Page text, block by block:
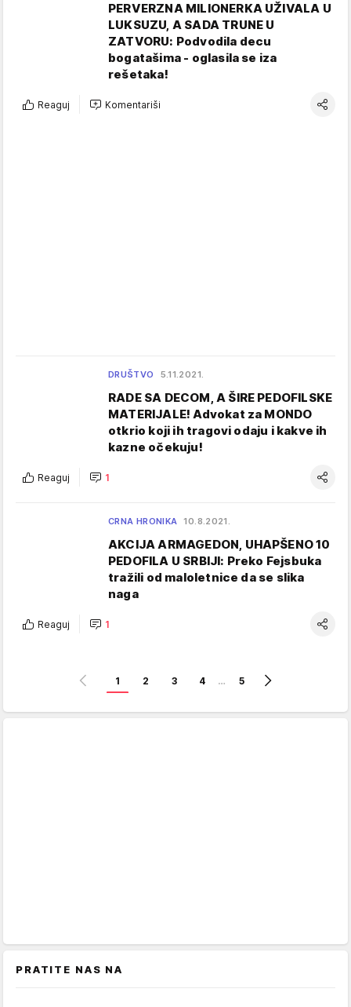
PERVERZNA MILIONERKA UŽIVALA U
LUKSUZU, A SADA TRUNE U
ZATVORU: Podvodila decu
bogatašima - oglasila se iza
rešetaka!
Reaguj Komentariši
DRUŠTVO 5.11.2021.
RADE SA DECOM, A ŠIRE PEDOFILSKE
MATERIJALE! Advokat za MONDO
otkrio koji ih tragovi odaju i kakve ih
kazne očekuju!
Reaguj 1
CRNA HRONIKA 10.8.2021.
AKCIJA ARMAGEDON, UHAPŠENO 10
PEDOFILA U SRBIJI: Preko Fejsbuka
tražili od maloletnice da se slika
naga
Reaguj 1
1 2 3 4 … 5
PRATITE NAS NA